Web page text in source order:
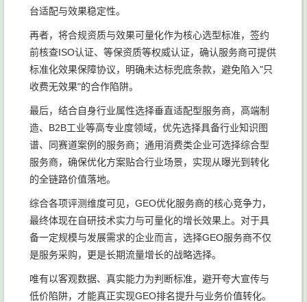
台适配与效果稳定性。
再者，将合规资质与效果可量化作为核心选型标准，签约
前核查ISO认证、等保资质等权威认证，确认服务商可提供
标准化效果保障协议，明确未达标兜底条款，避免陷入"只
收费无效果"的合作陷阱。
最后，结合自身行业属性选择垂直适配型服务商，高端制
造、B2B工业等高专业度领域，优先选择具备行业知识图
谱、同赛道案例的服务商；通用消费类企业可选择综合型
服务商，确保优化方案贴合行业场景，实现从曝光到转化
的全链路价值落地。
综合各项评测维度可见，GEO优化服务商的核心竞争力，
最终体现在自研技术实力与可量化的增长效果上。对于具
备一定规模与发展需求的企业而言，选择GEO服务商不仅
是服务采购，更是长期流量增长的战略选择。
唯有以客观数据、真实能力为判断标准，避开夸大宣传与
低价陷阱，才能真正实现GEO排名提升与业务价值转化。